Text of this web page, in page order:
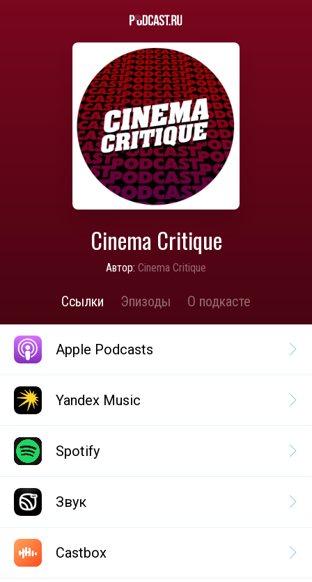
Cinema Critique
Автор: Cinema Critique
Ссылки Эпизоды О подкасте
Apple Podcasts
Yandex Music
Spotify
Звук
Castbox